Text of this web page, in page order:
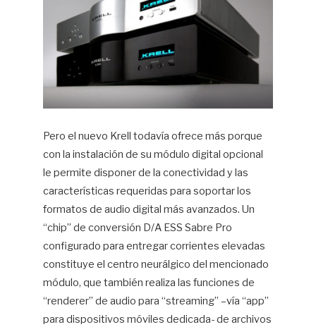
Pero el nuevo Krell todavía ofrece más porque
con la instalación de su módulo digital opcional
le permite disponer de la conectividad y las
características requeridas para soportar los
formatos de audio digital más avanzados. Un
“chip” de conversión D/A ESS Sabre Pro
configurado para entregar corrientes elevadas
constituye el centro neurálgico del mencionado
módulo, que también realiza las funciones de
“renderer” de audio para “streaming” –vía “app”
para dispositivos móviles dedicada- de archivos